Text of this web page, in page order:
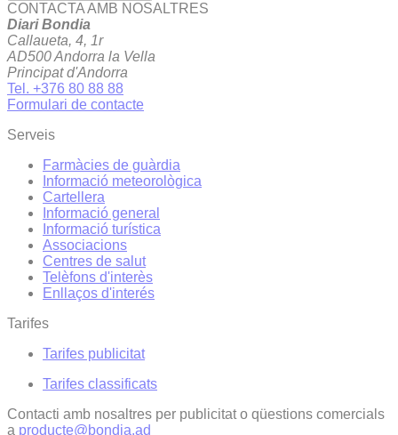
CONTACTA AMB NOSALTRES
Diari Bondia
Callaueta, 4, 1r
AD500 Andorra la Vella
Principat d'Andorra
Tel. +376 80 88 88
Formulari de contacte
Serveis
Farmàcies de guàrdia
Informació meteorològica
Cartellera
Informació general
Informació turística
Associacions
Centres de salut
Telèfons d'interès
Enllaços d'interés
Tarifes
Tarifes publicitat
Tarifes classificats
Contacti amb nosaltres per publicitat o qüestions comercials
a producte@bondia.ad